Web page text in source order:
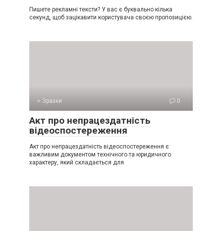
Пишете рекламні тексти? У вас є буквально кілька
секунд, щоб зацікавити користувача своєю пропозицією.
⭐ Зразки 0
Акт про непрацездатність
відеоспостереження
Акт про непрацездатність відеоспостереження є
важливим документом технічного та юридичного
характеру, який складається для